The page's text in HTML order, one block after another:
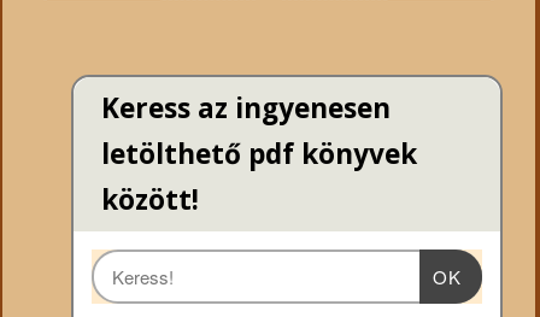
Keress az ingyenesen
letölthető pdf könyvek
között!
OK